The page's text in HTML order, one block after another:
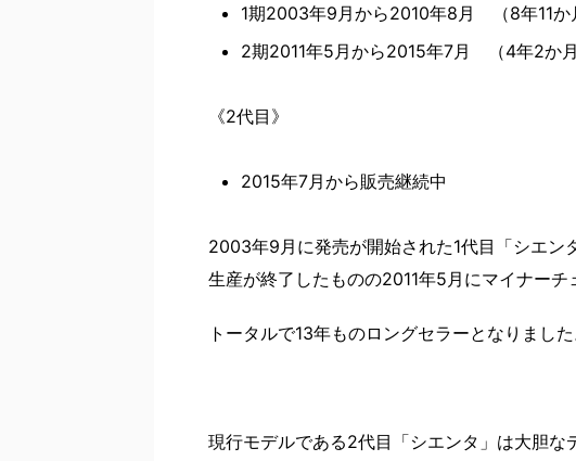
1期2003年9月から2010年8月 （8年11か
2期2011年5月から2015年7月 （4年2か月
《2代目》
2015年7月から販売継続中
2003年9月に発売が開始された1代目「シエン
生産が終了したものの2011年5月にマイナーチ
トータルで13年ものロングセラーとなりました
現行モデルである2代目「シエンタ」は大胆